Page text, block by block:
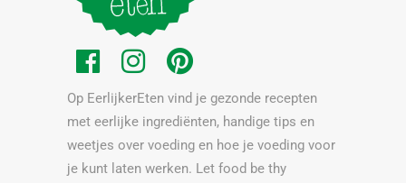
Op EerlijkerEten vind je gezonde recepten
met eerlijke ingrediënten, handige tips en
weetjes over voeding en hoe je voeding voor
je kunt laten werken. Let food be thy